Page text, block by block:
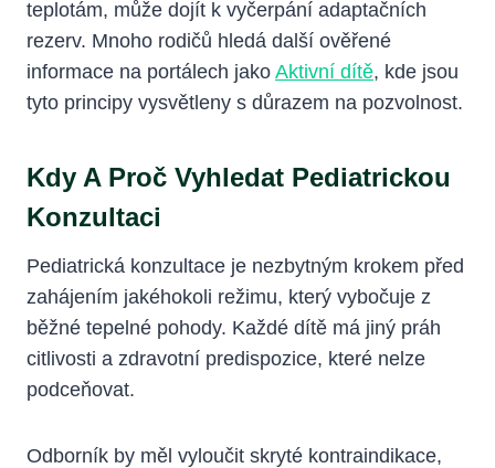
teplotám, může dojít k vyčerpání adaptačních
rezerv. Mnoho rodičů hledá další ověřené
informace na portálech jako Aktivní dítě, kde jsou
tyto principy vysvětleny s důrazem na pozvolnost.
Kdy A Proč Vyhledat Pediatrickou
Konzultaci
Pediatrická konzultace je nezbytným krokem před
zahájením jakéhokoli režimu, který vybočuje z
běžné tepelné pohody. Každé dítě má jiný práh
citlivosti a zdravotní predispozice, které nelze
podceňovat.
Odborník by měl vyloučit skryté kontraindikace,